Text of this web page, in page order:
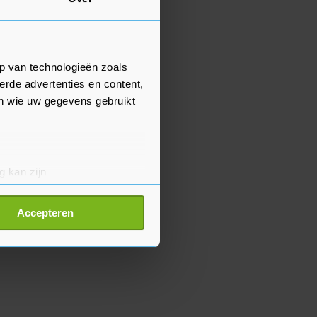
van technologieën zoals
advertenties en content,
wie uw gegevens gebruikt
kan zijn
detailgedeelte
Accepteren